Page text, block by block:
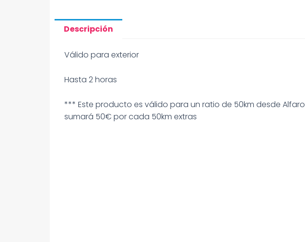
Descripción
Válido para exterior
Hasta 2 horas
*** Este producto es válido para un ratio de 50km desde Alfaro
sumará 50€ por cada 50km extras